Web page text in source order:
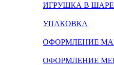
ИГРУШКА В ШАРЕ
УПАКОВКА
ОФОРМЛЕНИЕ
ОФОРМЛЕНИЕ